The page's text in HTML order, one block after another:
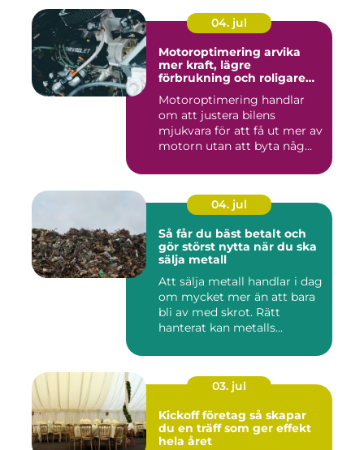
04. jul
Motoroptimering arvika
mer kraft, lägre
förbrukning och roligare
Motoroptimering handlar
om att justera bilens
mjukvara för att få ut mer av
motorn utan att byta någ...
04. jul
Så får du bäst betalt och
gör störst nytta när du ska
sälja metall
Att sälja metall handlar i dag
om mycket mer än att bara
bli av med skrot. Rätt
hanterat kan metalls...
03. jul
Kickoff företag så skapar
du en träff som ger effekt
hela året